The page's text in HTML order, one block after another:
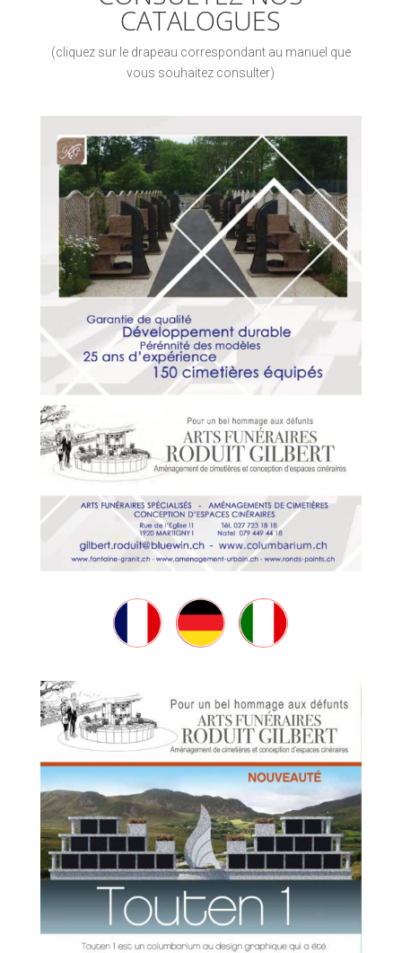
CATALOGUES
(cliquez sur le drapeau correspondant au manuel que
vous souhaitez consulter)